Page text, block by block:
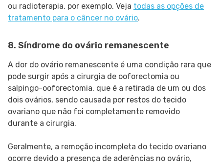
ou radioterapia, por exemplo. Veja todas as opções de
tratamento para o câncer no ovário.
8. Síndrome do ovário remanescente
A dor do ovário remanescente é uma condição rara que
pode surgir após a cirurgia de ooforectomia ou
salpingo-ooforectomia, que é a retirada de um ou dos
dois ovários, sendo causada por restos do tecido
ovariano que não foi completamente removido
durante a cirurgia.
Geralmente, a remoção incompleta do tecido ovariano
ocorre devido a presença de aderências no ovário,